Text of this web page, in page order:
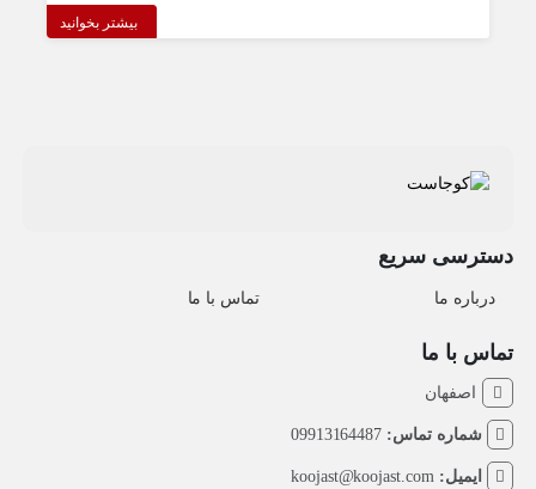
بیشتر بخوانید
دسترسی سریع
درباره ما تماس با ما
تماس با ما
اصفهان
شماره تماس: 09913164487
ایمیل:koojast@koojast.com